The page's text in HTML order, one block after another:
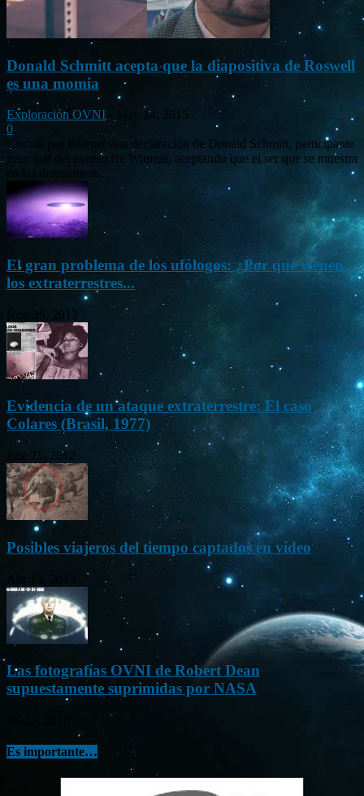
Donald Schmitt acepta que la diapositiva de Roswell
es una momia
Exploración OVNI
May 14, 2015
0
Circula por internet una declaración de Donald Schmitt, participante
principal del evento Be Witness, aceptando que el ser que se muestra
en las diapositivas...
El gran problema de los ufólogos: ¿Por qué vienen
los extraterrestres...
Nov 26, 2012
Evidencia de un ataque extraterrestre: El caso
Colares (Brasil, 1977)
Ene 21, 2012
Posibles viajeros del tiempo captados en vídeo
Abr 13, 2013
Las fotografías OVNI de Robert Dean
supuestamente suprimidas por NASA
Es importante…